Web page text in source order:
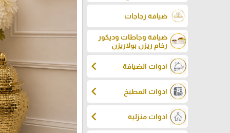
ضيافة زجاجات
ضيافة وجاطات وديكور
رخام ريزن بولاريزن
ادوات الضيافة chevron_left
ادوات المطبخ chevron_left
ادوات منزليه chevron_left